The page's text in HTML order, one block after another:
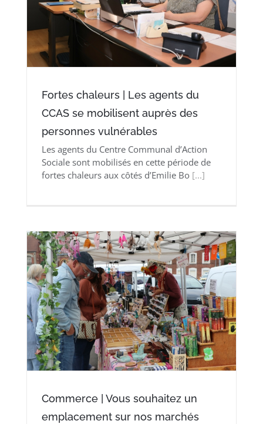
Fortes chaleurs | Les agents du
CCAS se mobilisent auprès des
personnes vulnérables
Les agents du Centre Communal d’Action
Sociale sont mobilisés en cette période de
fortes chaleurs aux côtés d’Emilie Bo[...]
Commerce | Vous souhaitez un
emplacement sur nos marchés